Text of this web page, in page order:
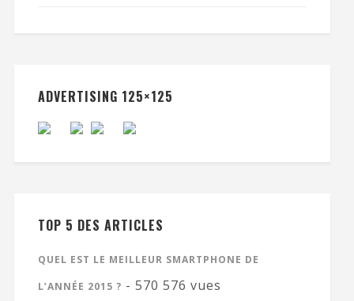
ADVERTISING 125×125
TOP 5 DES ARTICLES
QUEL EST LE MEILLEUR SMARTPHONE DE
L’ANNÉE 2015 ? - 570 576 vues